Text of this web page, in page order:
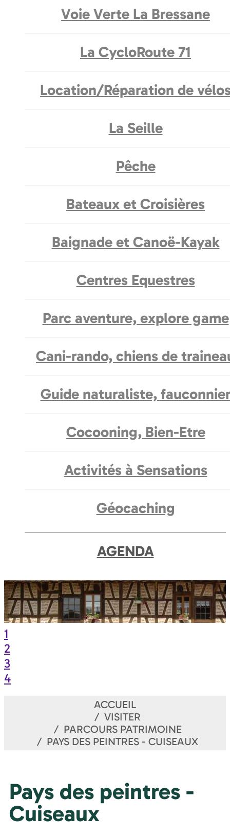
Voie Verte La Bressane
La CycloRoute 71
Location/Réparation de
La Seille
Pêche
Bateaux et Croisières
Baignade et Canoë-Kayak
Centres Equestres
Parc aventure, explore game
Cani-rando, chiens de
Guide naturaliste,
Cocooning, Bien-Etre
Activités à Sensations
Géocaching
AGENDA
1
2
3
4
ACCUEIL
VISITER
PARCOURS PATRIMOINE
PAYS DES PEINTRES - CUISEAUX
Pays des peintres -
Cuiseaux